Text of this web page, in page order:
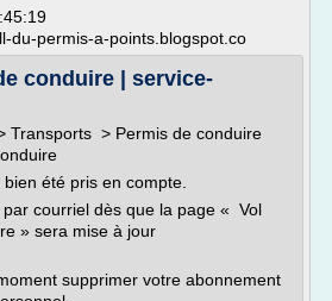
du-permis-a-points.blogspot.co
conduire | service-
Transports > Permis de conduire
été pris en compte.
courriel dès que la page « Vol
» sera mise à jour
supprimer votre abonnement